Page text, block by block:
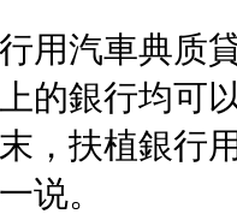
用汽車典质
的銀行均可
，扶植銀行
说。